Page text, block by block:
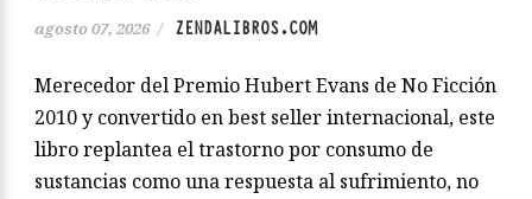
agosto 07, 2026 / ZENDALIBROS.COM
Merecedor del Premio Hubert Evans de No Ficción
2010 y convertido en best seller internacional, este
libro replantea el trastorno por consumo de
sustancias como una respuesta al sufrimiento, no